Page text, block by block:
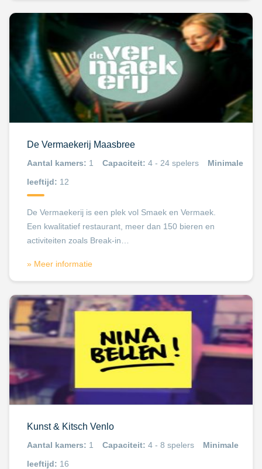
Kunst & Kitsch Venlo
Aantal kamers: 1 Capaciteit: 4 - 8 spelers
Minimale
leeftijd: 16
De Vermaekerij Maasbree
Aantal kamers: 1 Capaciteit: 4 - 24 spelers
Minimale
leeftijd: 12
De Vermaekerij is een plek vol Smaek en Vermaek.
Een kwalitatief restaurant, meer dan 150 bieren en
activiteiten zoals Break-in…
» Meer informatie